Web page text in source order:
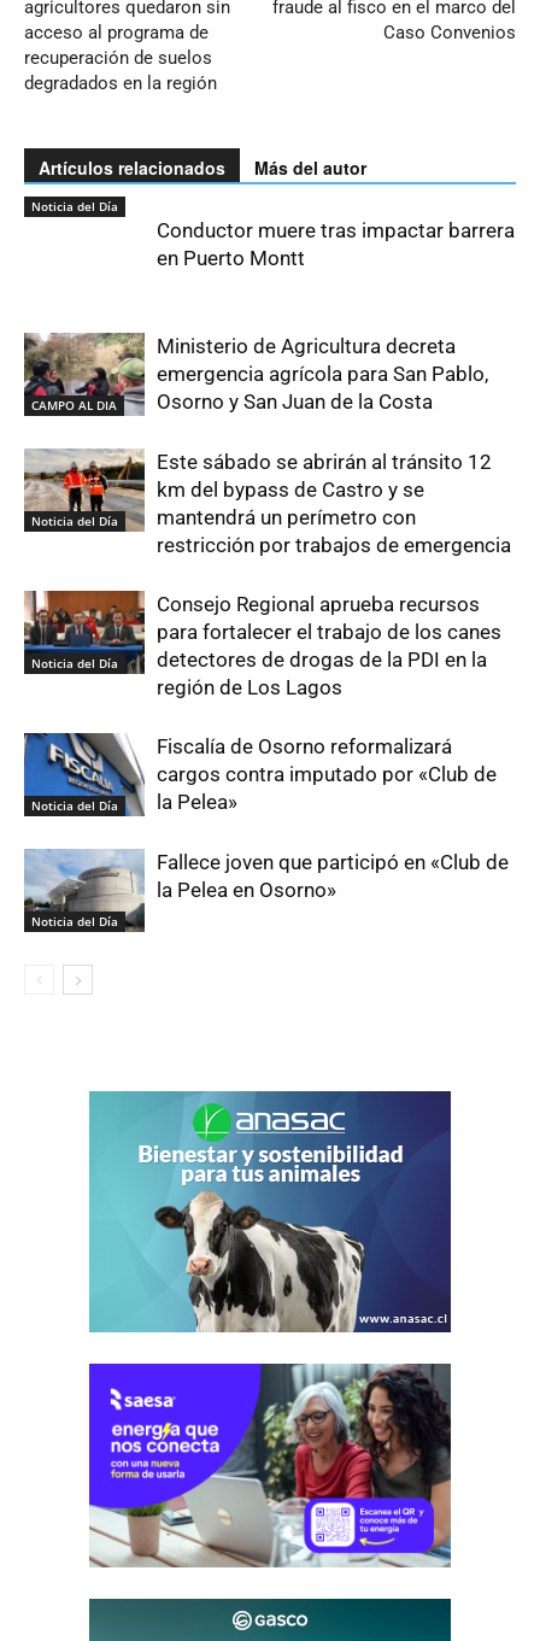
agricultores quedaron sin
acceso al programa de
recuperación de suelos
degradados en la región
fraude al fisco en el marco del
Caso Convenios
Artículos relacionados Más del autor
Noticia del Día
Conductor muere tras impactar barrera
en Puerto Montt
CAMPO AL DIA
Ministerio de Agricultura decreta
emergencia agrícola para San Pablo,
Osorno y San Juan de la Costa
Noticia del Día
Este sábado se abrirán al tránsito 12
km del bypass de Castro y se
mantendrá un perímetro con
restricción por trabajos de emergencia
Noticia del Día
Consejo Regional aprueba recursos
para fortalecer el trabajo de los canes
detectores de drogas de la PDI en la
región de Los Lagos
Noticia del Día
Fiscalía de Osorno reformalizará
cargos contra imputado por «Club de
la Pelea»
Noticia del Día
Fallece joven que participó en «Club de
la Pelea en Osorno»